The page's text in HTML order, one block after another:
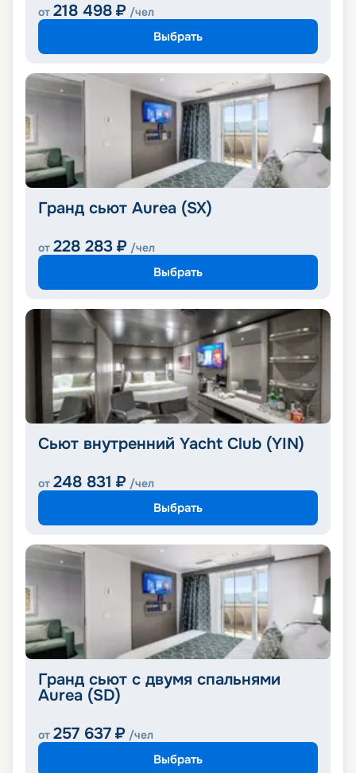
от 218 498 ₽ /чел
Выбрать
Гранд сьют Aurea (SX)
от 228 283 ₽ /чел
Выбрать
Сьют внутренний Yacht Club (YIN)
от 248 831 ₽ /чел
Выбрать
Гранд сьют с двумя спальнями
Aurea (SD)
от 257 637 ₽ /чел
Выбрать